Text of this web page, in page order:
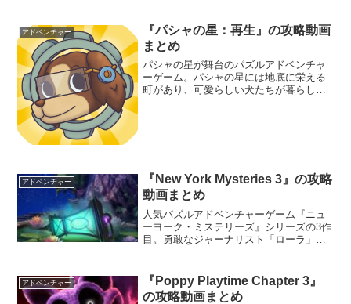
単な試験に合格することだけ。
アドベンチャー
『パシャの星：再生』の攻略動画
まとめ
パシャの星が舞台のパズルアドベンチャ
ーゲーム。パシャの星には地底に栄える
町があり、可愛らしい犬たちが暮らして
アドベンチャー
『New York Mysteries 3』の攻略
動画まとめ
人気パズルアドベンチャーゲーム『ニュ
ーヨーク・ミステリーズ』シリーズの3作
目。勇敢なジャーナリスト「ローラ」
れた事件は、表向きとは異なる真相を秘
めていた―。
アドベンチャー
『Poppy Playtime Chapter 3』
の攻略動画まとめ